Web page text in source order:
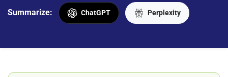
Summarize: ChatGPT Perplexity